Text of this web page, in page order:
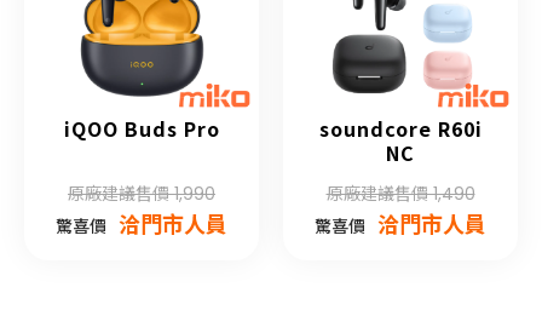
iQOO Buds Pro
原廠建議售價 1,990
驚喜價 洽門市人員
soundcore R60i
NC
原廠建議售價 1,490
驚喜價 洽門市人員